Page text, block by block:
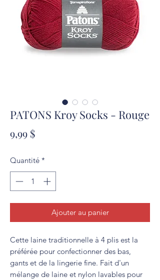
PATONS Kroy Socks - Rouge
9,99 $Prix
Quantité *
Ajouter au panier
Cette laine traditionnelle à 4 plis est la
préférée pour confectionner des bas,
gants et de la lingerie fine. Fait d'un
mélange de laine et nylon lavables pour